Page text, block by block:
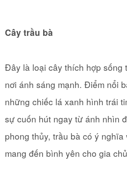
Cây trầu bà
Đây là loại cây thích hợp sống
nơi ánh sáng mạnh. Điểm nổi
những chiếc lá xanh hình trái
sự cuốn hút ngay từ ánh nhìn
phong thủy, trầu bà có ý
mang đến bình yên cho gia